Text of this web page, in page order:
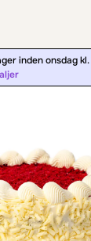
inden onsdag